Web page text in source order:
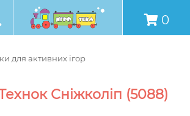
0
для активних ігор
Сніжколіп (5088)